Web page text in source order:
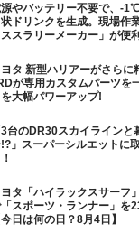
源やバッテリー不要で、-
状ドリンクを生成。現場作
スラリーメーカー」が便
ヨタ 新型ハリアーがさら
が専用カスタムパーツを
大幅パワーアップ!
3台のDR30スカイライン
」スーパーシルエットに
ヨタ「ハイラックスサーフ
スポーツ・ランナー」を
今日は何の日？8月4日】